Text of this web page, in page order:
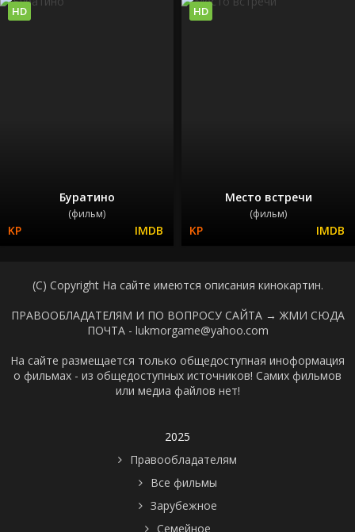
Буратино
(фильм)
HD
Место встречи
(фильм)
HD
(C) Copyright На сайте имеются описания кинокартин.
ПРАВООБЛАДАТЕЛЯМ И ПО ВОПРОСУ САЙТА → ЖМИ СЮДА
ПОЧТА - lukmorgame@yahoo.com
На сайте размещается только общедоступная иноформация
о фильмах - из общедоступных источников! Самих фильмов
или медиа файлов нет!
2025
Правообладателям
Все фильмы
Зарубежное
Семейное